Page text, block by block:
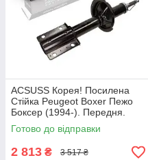
ACSUSS Корея! Посилена
Стійка Peugeot Boxer Пежо
Боксер (1994-). Передня.
Шток 25mm. 280975 , 635853
Готово до відправки
2 813 ₴ 3 517 ₴